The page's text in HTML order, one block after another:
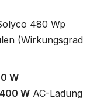
480 Wp
(Wirkungsgrad
W
W AC-Ladung